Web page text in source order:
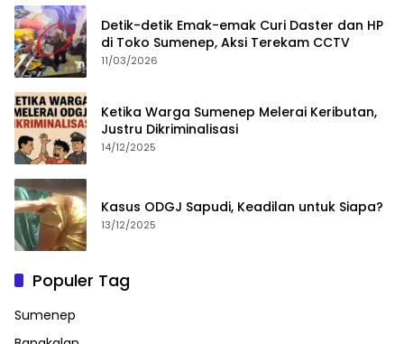
Detik-detik Emak-emak Curi Daster dan HP
di Toko Sumenep, Aksi Terekam CCTV
11/03/2026
Ketika Warga Sumenep Melerai Keributan,
Justru Dikriminalisasi
14/12/2025
Kasus ODGJ Sapudi, Keadilan untuk Siapa?
13/12/2025
Populer Tag
Sumenep